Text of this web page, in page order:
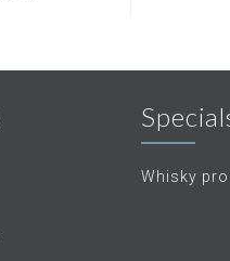
Whisky